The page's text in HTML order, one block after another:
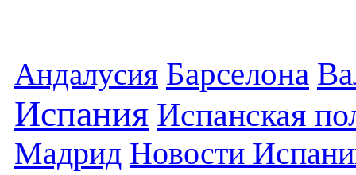
Андалусия Барселона
Испания Испанская
Мадрид Новости